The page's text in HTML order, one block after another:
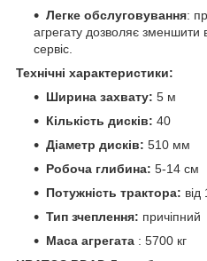
Легке обслуговування:
агрегату дозволяє зменшити
сервіс.
Технічні характеристики:
Ширина захвату: 5 м
Кількість дисків: 40
Діаметр дисків: 510 мм
Робоча глибина: 5-14 см
Потужність трактора: від
Тип зчеплення: причіпний
Маса агрегата : 5700 кг